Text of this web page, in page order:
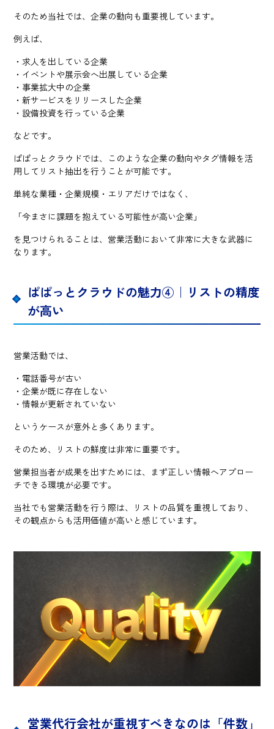
そのため当社では、企業の動向も重要視しています。
例えば、
・求人を出している企業
・イベントや展示会へ出展している企業
・事業拡大中の企業
・新サービスをリリースした企業
・設備投資を行っている企業
などです。
ぱぱっとクラウドでは、このような企業の動向やタグ情報を活
用してリスト抽出を行うことが可能です。
単純な業種・企業規模・エリアだけではなく、
「今まさに課題を抱えている可能性が高い企業」
を見つけられることは、営業活動において非常に大きな武器に
なります。
ぱぱっとクラウドの魅力④｜リストの精度
が高い
営業活動では、
・電話番号が古い
・企業が既に存在しない
・情報が更新されていない
というケースが意外と多くあります。
そのため、リストの鮮度は非常に重要です。
営業担当者が成果を出すためには、まず正しい情報へアプロー
チできる環境が必要です。
当社でも営業活動を行う際は、リストの品質を重視しており、
その観点からも活用価値が高いと感じています。
営業代行会社が重視すべきなのは「件数」